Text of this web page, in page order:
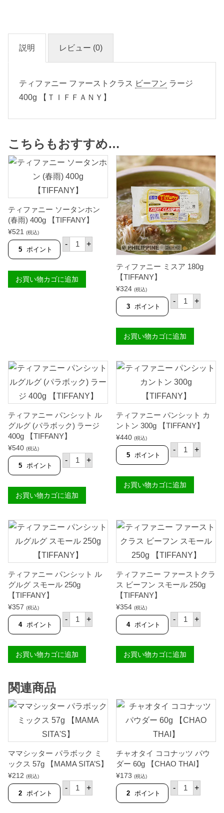
説明 レビュー (0)
ティファニー ファーストクラス ビーフン ラージ
400g 【ＴＩＦＦＡＮＹ】
こちらもおすすめ…
ティファニー ソータンホン
(春雨) 400g 【TIFFANY】
¥521 (税込)
5 ポイント
- テ
ィ
ニ
ー
ソ
)
4
0
g
【
I
F
F
Y
】
+
お買い物カゴに追加
ティファニー ミスア 180g
【TIFFANY】
¥324 (税込)
3 ポイント
- テ
ィ
ニ
ー
ミ
ア
1
8
0
g
【
I
F
A
Y
+
お買い物カゴに追加
ティファニー パンシット ル
グルグ (パラボック) ラージ
400g 【TIFFANY】
¥540 (税込)
5 ポイント
- テ
ィ
ニ
ー
パ
シ
ッ
ル
グ
ル
(
パ
ク
ジ
4
0
I
F
Y
】
個
+
お買い物カゴに追加
ティファニー パンシット カ
ントン 300g 【TIFFANY】
¥440 (税込)
5 ポイント
- テ
ィ
ニ
ー
パ
ト
カ
ン
ン
3
0
0
g
I
F
N
Y
】
+
お買い物カゴに追加
ティファニー パンシット ル
グルグ スモール 250g
【TIFFANY】
¥357 (税込)
4 ポイント
- テ
ィ
ニ
ー
パ
ル
グ
ル
モ
ー
ル
2
0
+
お買い物カゴに追加
ティファニー ファーストクラ
ス ビーフン スモール 250g
【TIFFANY】
¥354 (税込)
4 ポイント
- テ
ィ
ニ
ー
フ
ク
ラ
ス
フ
ン
ス
モ
ル
+
お買い物カゴに追加
関連商品
ママシッター パラボック ミ
ックス 57g 【MAMA SITA’S】
¥212 (税込)
2 ポイント
- マ
マ
+
チャオタイ ココナッツ パウ
ダー 60g 【CHAO THAI】
¥173 (税込)
2 ポイント
- チ
ャ
+